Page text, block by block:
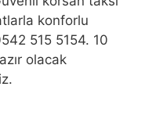
konforlu
515 5154. 10
olacak